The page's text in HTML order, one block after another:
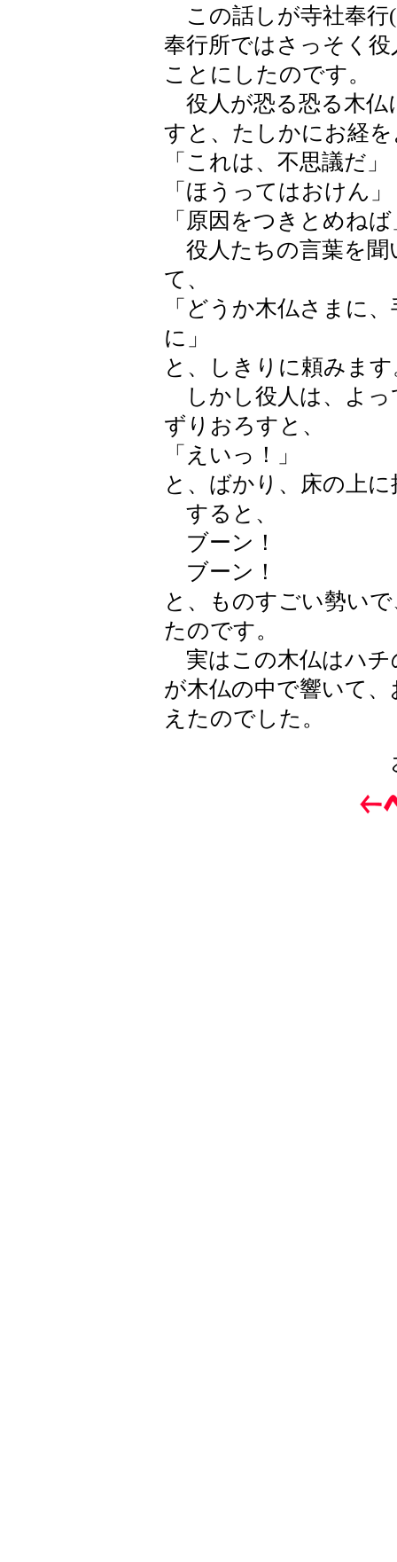
この話しが寺社奉行
奉行所ではさっそく
ことにしたのです。
役人が恐る恐る木仏
すと、たしかにお経
「これは、不思議だ」
「ほうってはおけん」
「原因をつきとめねば
役人たちの言葉を聞
て、
「どうか木仏さまに
に」
と、しきりに頼みます
しかし役人は、よっ
ずりおろすと、
「えいっ！」
と、ばかり、床の上
すると、
ブーン！
ブーン！
と、ものすごい勢い
たのです。
実はこの木仏はハチ
が木仏の中で響いて
えたのでした。